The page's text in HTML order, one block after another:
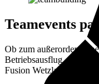
Teamevents
Ob zum
Betriebsausflug, als
Fusion Wetzlar wartet